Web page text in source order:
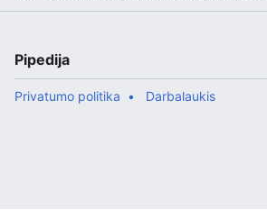
Pipedija
Privatumo politika Darbalaukis